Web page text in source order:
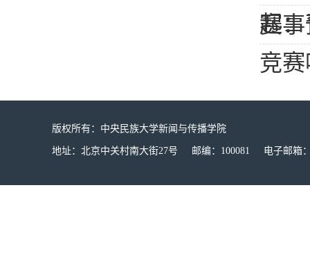
起
赛
竞
版权所有：中央民族大学新闻与传播学院
地址：北京中关村南大街27号 邮编：100081 电子邮箱：